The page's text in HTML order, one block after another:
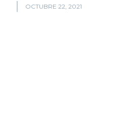
OCTUBRE 22, 2021